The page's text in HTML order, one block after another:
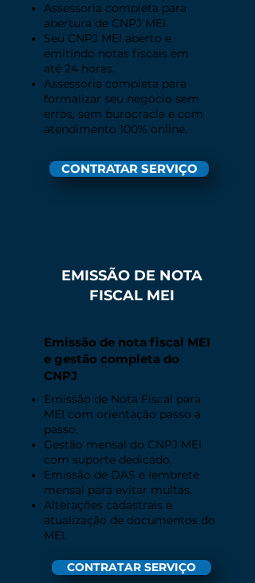
Assessoria completa para
abertura de CNPJ MEI.
Seu CNPJ MEI aberto e
emitindo notas fiscais em
até 24 horas.
Assessoria completa para
formalizar seu negócio sem
erros, sem burocracia e com
atendimento 100% online.
CONTRATAR SERVIÇO
EMISSÃO DE NOTA
FISCAL MEI
Emissão de nota fiscal MEI
e gestão completa do
CNPJ
Emissão de Nota Fiscal para
MEI com orientação passo a
passo.
Gestão mensal do CNPJ MEI
com suporte dedicado.
Emissão de DAS e lembrete
mensal para evitar multas.
Alterações cadastrais e
atualização de documentos do
MEI.
CONTRATAR SERVIÇO